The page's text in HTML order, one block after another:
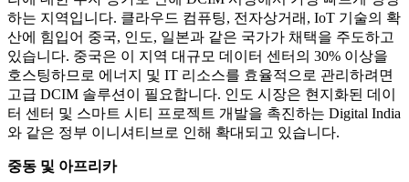
하는 지역입니다. 클라우드 컴퓨팅, 전자상거래, IoT 기술의 확
산에 힘입어 중국, 인도, 일본과 같은 국가가 채택을 주도하고
있습니다. 중국은 이 지역 대규모 데이터 센터의 30% 이상을
호스팅하므로 에너지 및 IT 리소스를 효율적으로 관리하려면
고급 DCIM 솔루션이 필요합니다. 인도 시장은 현지화된 데이
터 센터 및 스마트 시티 프로젝트 개발을 촉진하는 Digital India
와 같은 정부 이니셔티브로 인해 확대되고 있습니다.
중동 및 아프리카